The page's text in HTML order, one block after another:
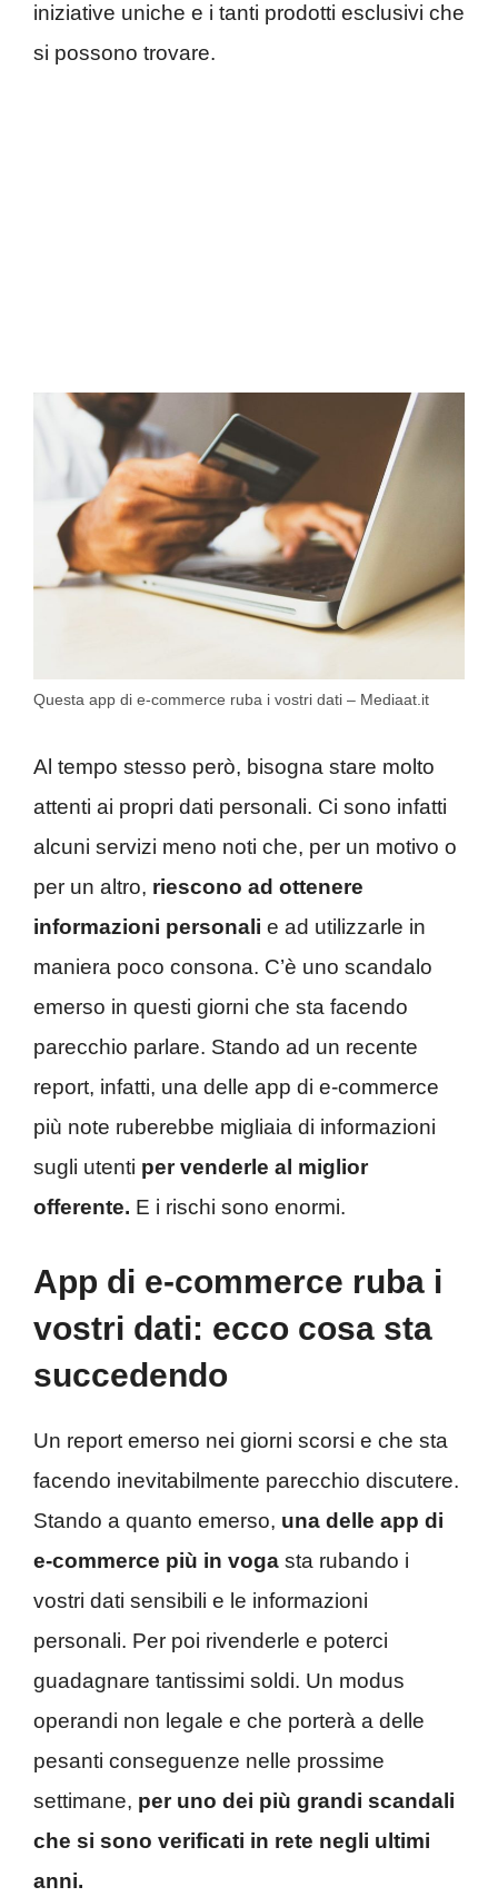
iniziative uniche e i tanti prodotti esclusivi che
si possono trovare.
Questa app di e-commerce ruba i vostri dati – Mediaat.it
Al tempo stesso però, bisogna stare molto
attenti ai propri dati personali. Ci sono infatti
alcuni servizi meno noti che, per un motivo o
per un altro, riescono ad ottenere
informazioni personali e ad utilizzarle in
maniera poco consona. C’è uno scandalo
emerso in questi giorni che sta facendo
parecchio parlare. Stando ad un recente
report, infatti, una delle app di e-commerce
più note ruberebbe migliaia di informazioni
sugli utenti per venderle al miglior
offerente. E i rischi sono enormi.
App di e-commerce ruba i
vostri dati: ecco cosa sta
succedendo
Un report emerso nei giorni scorsi e che sta
facendo inevitabilmente parecchio discutere.
Stando a quanto emerso, una delle app di
e-commerce più in voga sta rubando i
vostri dati sensibili e le informazioni
personali. Per poi rivenderle e poterci
guadagnare tantissimi soldi. Un modus
operandi non legale e che porterà a delle
pesanti conseguenze nelle prossime
settimane, per uno dei più grandi scandali
che si sono verificati in rete negli ultimi
anni.